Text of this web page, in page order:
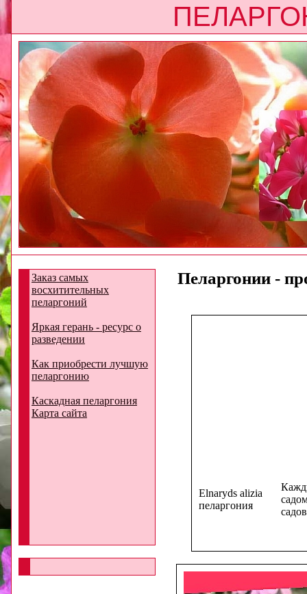
Заказ самых
восхитительных
пеларгоний
Яркая герань - ресурс о
разведении
Как приобрести лучшую
пеларгонию
Каскадная пеларгония
Карта сайта
Пеларгонии -
Elnaryds alizia
пеларгония